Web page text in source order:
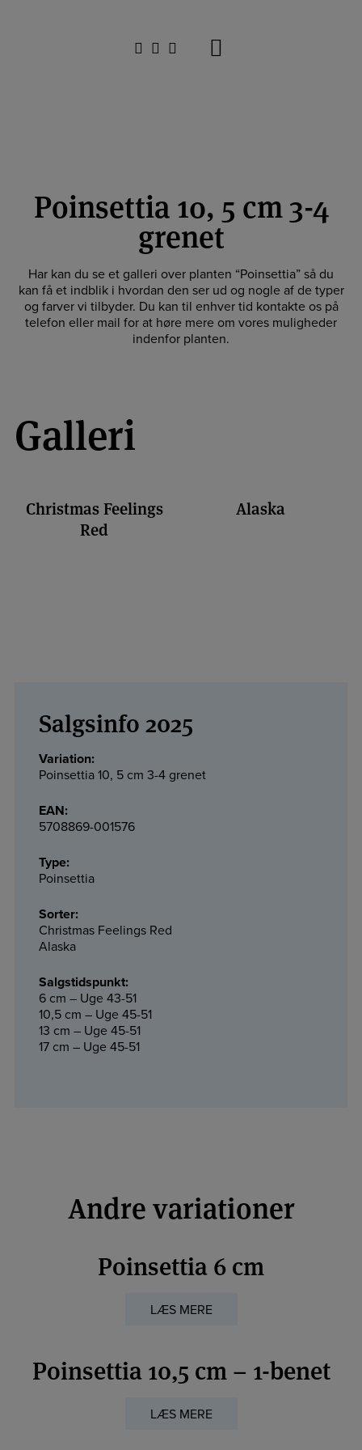
Poinsettia 10, 5 cm 3-4
grenet
Har kan du se et galleri over planten “Poinsettia” så du
kan få et indblik i hvordan den ser ud og nogle af de typer
og farver vi tilbyder. Du kan til enhver tid kontakte os på
telefon eller mail for at høre mere om vores muligheder
indenfor planten.
Galleri
Christmas Feelings
Red
Alaska
Salgsinfo 2025
Variation:
Poinsettia 10, 5 cm 3-4 grenet
EAN:
5708869-001576
Type:
Poinsettia
Sorter:
Christmas Feelings Red
Alaska
Salgstidspunkt:
6 cm – Uge 43-51
10,5 cm – Uge 45-51
13 cm – Uge 45-51
17 cm – Uge 45-51
Andre variationer
Poinsettia 6 cm
LÆS MERE
Poinsettia 10,5 cm – 1-benet
LÆS MERE